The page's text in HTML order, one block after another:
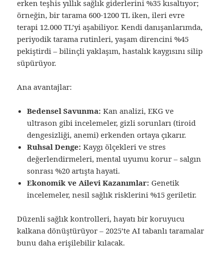
erken teşhis yıllık sağlık giderlerini %35 kısaltıyor;
örneğin, bir tarama 600-1200 TL iken, ileri evre
terapi 12.000 TL’yi aşabiliyor. Kendi danışanlarımda,
periyodik tarama rutinleri, yaşam direncini %45
pekiştirdi – bilinçli yaklaşım, hastalık kaygısını silip
süpürüyor.
Ana avantajlar:
Bedensel Savunma: Kan analizi, EKG ve
ultrason gibi incelemeler, gizli sorunları (tiroid
dengesizliği, anemi) erkenden ortaya çıkarır.
Ruhsal Denge: Kaygı ölçekleri ve stres
değerlendirmeleri, mental uyumu korur – salgın
sonrası %20 artışta hayati.
Ekonomik ve Ailevi Kazanımlar: Genetik
incelemeler, nesil sağlık risklerini %15 geriletir.
Düzenli sağlık kontrolleri, hayatı bir koruyucu
kalkana dönüştürüyor – 2025’te AI tabanlı taramalar
bunu daha erişilebilir kılacak.